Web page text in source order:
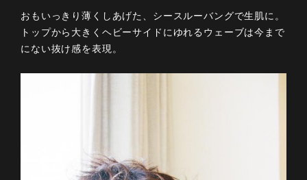
おもいっきり薄くしあげた、シースルーバングで生肌に。
トップから大きくヘビーサイドにゆれるウェーブは今まで
にない抜け感を表現。